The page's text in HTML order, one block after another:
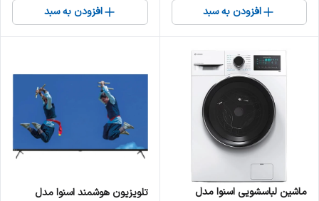
افزودن به سبد افزودن به سبد
ماشین لباسشویی اسنوا مدل
تلویزیون هوشمند اسنوا مدل